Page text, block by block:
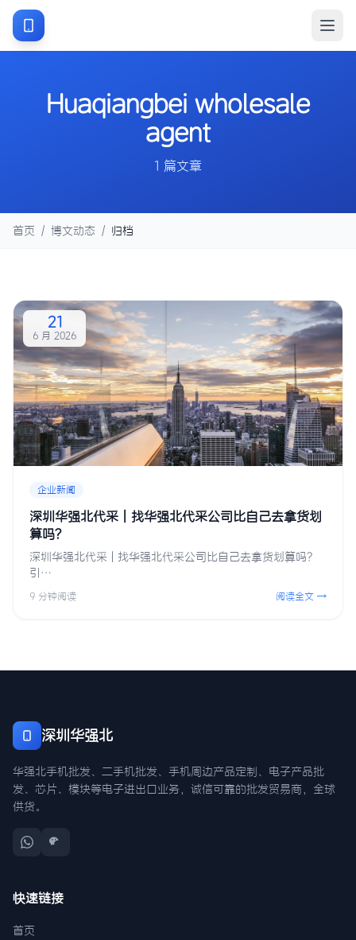
Huaqiangbei wholesale
agent
1 篇文章
首页 / 博文动态 / 归档
21
6 月 2026
企业新闻
深圳华强北代采 | 找华强北代采公司比自己去拿货划
算吗？
深圳华强北代采 | 找华强北代采公司比自己去拿货划算吗？
引…
9 分钟阅读 阅读全文 →
深圳华强北
华强北手机批发、二手机批发、手机周边产品定制、电子产品批
发、芯片、模块等电子进出口业务，诚信可靠的批发贸易商，全球
供货。
快速链接
首页